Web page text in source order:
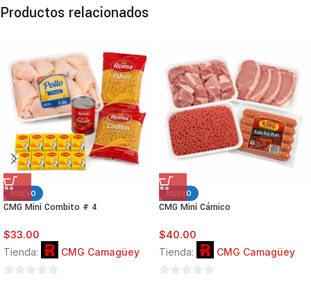
Productos relacionados
NUEVO
CMG Mini Combito # 4
$33.00
Tienda:
CMG Camagüey
NUEVO
CMG Mini Cárnico
$40.00
Tienda:
CMG Camagüey